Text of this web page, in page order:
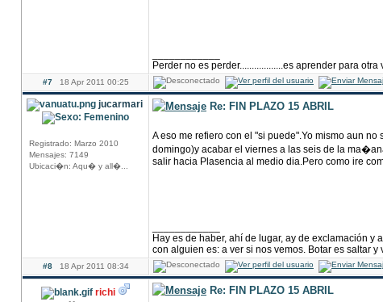
Perder no es perder..................es aprender para otra
#7 18 Apr 2011 00:25
jucarmari
Registrado: Marzo 2010
Mensajes: 7149
Ubicaci�n: Aqu� y all�...
Re: FIN PLAZO 15 ABRIL
A eso me refiero con el "si puede".Yo mismo aun
domingo)y acabar el viernes a las seis de la
salir hacia Plasencia al medio dia.Pero como ire
Hay es de haber, ahí de lugar, ay de exclamación
con alguien es: a ver si nos vemos. Botar es saltar
#8 18 Apr 2011 08:34
richi Re: FIN PLAZO 15 ABRIL